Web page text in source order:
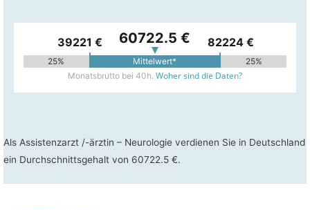
39221 € 60722.5 € 82224 €
25% Mittelwert*
25%
Monatsbrutto bei 40h. Woher sind die Daten?
Als Assistenzarzt /-ärztin – Neurologie verdienen Sie in Deutschland
ein Durchschnittsgehalt von 60722.5 €.